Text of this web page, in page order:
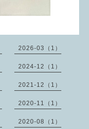
2026-03（1）
2024-12（1）
2021-12（1）
2020-11（1）
2020-08（1）